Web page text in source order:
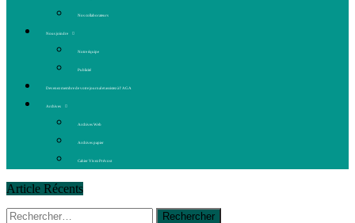
Nos collaborateurs
Nous joindre
Notre équipe
Publicité
Devenez membre de votre journal et assistez à l’AGA
Archives
Archives Web
Archives papier
Cahier Vivez Prévost
Article Récents
14 octobre 2015
La course de boîtes à savon du club
Rechercher :